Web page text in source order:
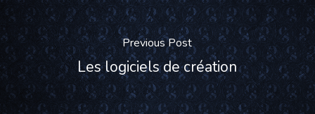
Previous Post
Les logiciels de création